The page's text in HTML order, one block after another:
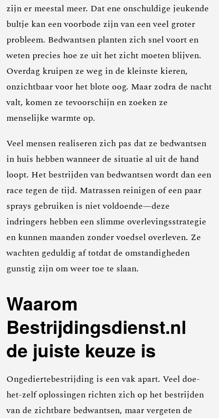
zijn er meestal meer. Dat ene onschuldige jeukende
bultje kan een voorbode zijn van een veel groter
probleem. Bedwantsen planten zich snel voort en
weten precies hoe ze uit het zicht moeten blijven.
Overdag kruipen ze weg in de kleinste kieren,
onzichtbaar voor het blote oog. Maar zodra de nacht
valt, komen ze tevoorschijn en zoeken ze
menselijke warmte op.
Veel mensen realiseren zich pas dat ze bedwantsen
in huis hebben wanneer de situatie al uit de hand
loopt. Het bestrijden van bedwantsen wordt dan een
race tegen de tijd. Matrassen reinigen of een paar
sprays gebruiken is niet voldoende—deze
indringers hebben een slimme overlevingsstrategie
en kunnen maanden zonder voedsel overleven. Ze
wachten geduldig af totdat de omstandigheden
gunstig zijn om weer toe te slaan.
Waarom
Bestrijdingsdienst.nl
de juiste keuze is
Ongediertebestrijding is een vak apart. Veel doe-
het-zelf oplossingen richten zich op het bestrijden
van de zichtbare bedwantsen, maar vergeten de